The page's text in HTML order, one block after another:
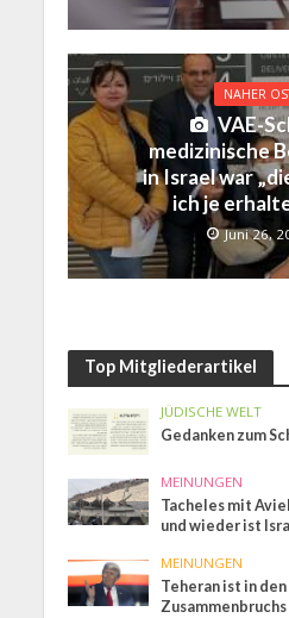
NAHER
VAE-
medizinische
in Israel war
ich je
Juni 26,
Top Mitgliederartikel
JÜDISCHE WELT
Gedanken zum
MEINUNGEN
Tacheles mit
und wieder ist
MEINUNGEN
Teheran ist in